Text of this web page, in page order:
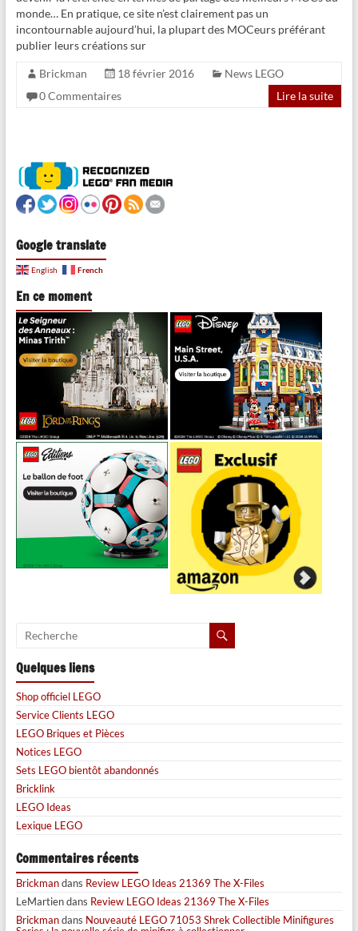
monde… En pratique, ce site n’est clairement pas un
incontournable aujourd’hui, la plupart des MOCeurs préférant
publier leurs créations sur
Brickman 18 février 2016
News LEGO
0 Commentaires
Lire la suite
Google translate
English French
En ce moment
Quelques liens
Shop officiel LEGO
Service Clients LEGO
LEGO Briques et Pièces
Notices LEGO
Sets LEGO bientôt abandonnés
Bricklink
LEGO Ideas
Lexique LEGO
Commentaires récents
Brickmandans Review LEGO Ideas 21369 The X-Files
LeMartiendans Review LEGO Ideas 21369 The X-Files
Brickmandans Nouveauté LEGO 71053 Shrek Collectible Minifigures